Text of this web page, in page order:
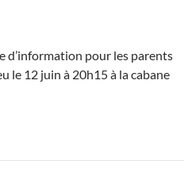
d’information pour les parents
le 12 juin à 20h15 à la cabane